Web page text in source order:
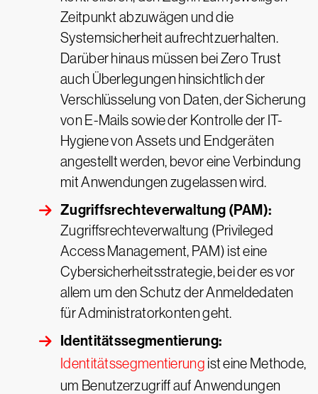
Zeitpunkt abzuwägen und die
Systemsicherheit aufrechtzuerhalten.
Darüber hinaus müssen bei Zero Trust
auch Überlegungen hinsichtlich der
Verschlüsselung von Daten, der Sicherung
von E-Mails sowie der Kontrolle der IT-
Hygiene von Assets und Endgeräten
angestellt werden, bevor eine Verbindung
mit Anwendungen zugelassen wird.
Zugriffsrechteverwaltung (PAM):
Zugriffsrechteverwaltung (Privileged
Access Management, PAM) ist eine
Cybersicherheitsstrategie, bei der es vor
allem um den Schutz der Anmeldedaten
für Administratorkonten geht.
Identitätssegmentierung:
Identitätssegmentierung ist eine Methode,
um Benutzerzugriff auf Anwendungen